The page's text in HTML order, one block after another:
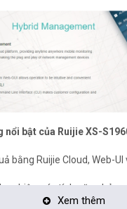
nổi bật của Ruijie XS-
bằng Ruijie Cloud, Web-UI
nghiệp, các tính năng bảo
Xem thêm